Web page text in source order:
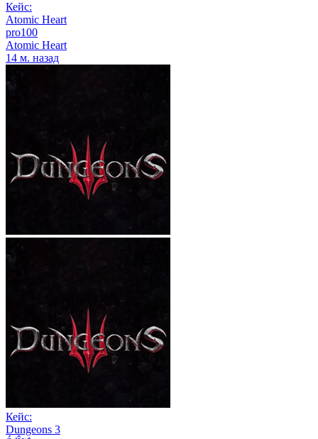
Кейс:
Atomic Heart
pro100
Atomic Heart
14 м. назад
Кейс:
Dungeons 3